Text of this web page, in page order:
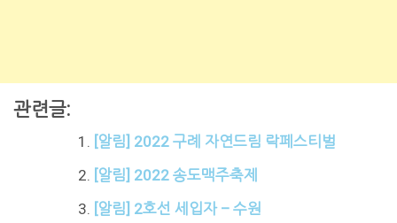
관련글:
[알림] 2022 구례 자연드림 락페스티벌
[알림] 2022 송도맥주축제
[알림] 2호선 세입자 – 수원